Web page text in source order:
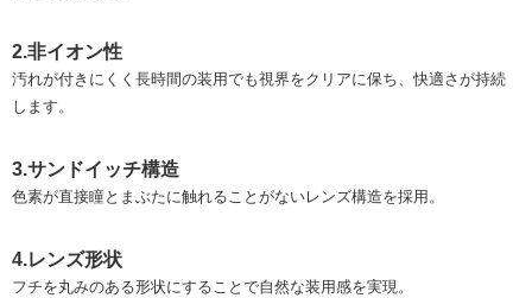
2.非イオン性
汚れが付きにくく長時間の装用でも視界をクリアに保ち、快適さが持続
します。
3.サンドイッチ構造
色素が直接瞳とまぶたに触れることがないレンズ構造を採用。
4.レンズ形状
フチを丸みのある形状にすることで自然な装用感を実現。